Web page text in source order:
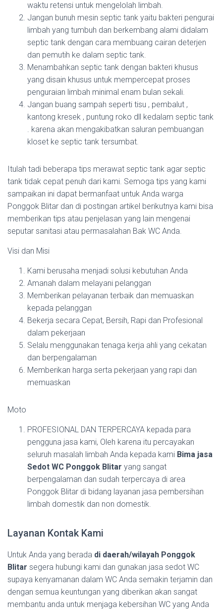
waktu retensi untuk mengelolah limbah.
Jangan bunuh mesin septic tank yaitu bakteri pengurai
limbah yang tumbuh dan berkembang alami didalam
septic tank dengan cara membuang cairan deterjen
dan pemutih ke dalam septic tank.
Menambahkan septic tank dengan bakteri khusus
yang disain khusus untuk mempercepat proses
penguraian limbah minimal enam bulan sekali.
Jangan buang sampah seperti tisu , pembalut ,
kantong kresek , puntung roko dll kedalam septic tank
. karena akan mengakibatkan saluran pembuangan
kloset ke septic tank tersumbat.
Itulah tadi beberapa tips merawat septic tank agar septic
tank tidak cepat penuh dari kami. Semoga tips yang kami
sampaikan ini dapat bermanfaat untuk Anda warga
Ponggok Blitar dan di postingan artikel berikutnya kami bisa
memberikan tips atau penjelasan yang lain mengenai
seputar sanitasi atau permasalahan Bak WC Anda.
Visi dan Misi
Kami berusaha menjadi solusi kebutuhan Anda
Amanah dalam melayani pelanggan
Memberikan pelayanan terbaik dan memuaskan
kepada pelanggan
Bekerja secara Cepat, Bersih, Rapi dan Profesional
dalam pekerjaan
Selalu menggunakan tenaga kerja ahli yang cekatan
dan berpengalaman
Memberikan harga serta pekerjaan yang rapi dan
memuaskan
Moto
PROFESIONAL DAN TERPERCAYA kepada para
pengguna jasa kami, Oleh karena itu percayakan
seluruh masalah limbah Anda kepada kami Bima jasa
Sedot WC Ponggok Blitar yang sangat
berpengalaman dan sudah terpercaya di area
Ponggok Blitar di bidang layanan jasa pembersihan
limbah domestik dan non domestik.
Layanan Kontak Kami
Untuk Anda yang berada di daerah/wilayah Ponggok
Blitar segera hubungi kami dan gunakan jasa sedot WC
supaya kenyamanan dalam WC Anda semakin terjamin dan
dengan semua keuntungan yang diberikan akan sangat
membantu anda untuk menjaga kebersihan WC yang Anda